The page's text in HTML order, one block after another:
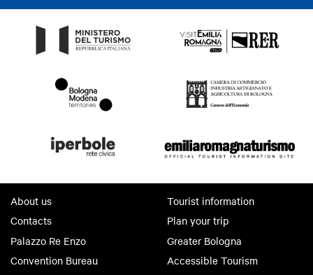
About us
Contacts
Palazzo Re Enzo
Convention Bureau
Tourist information
Plan your trip
Greater Bologna
Accessible Tourism